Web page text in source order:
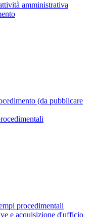
amministrativa
(da pubblicare
procedimentali
e acquisizione d'ufficio